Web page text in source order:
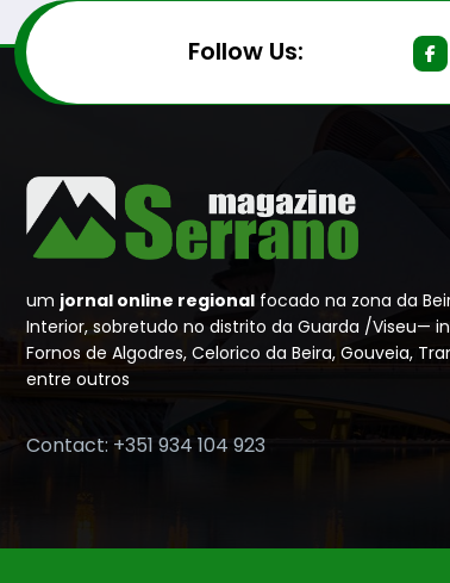
Follow Us:
um jornal online regional focado na zona da
Interior, sobretudo no distrito da Guarda /Viseu—
Fornos de Algodres, Celorico da Beira, Gouveia,
entre outros
Contact: +351 934 104 923